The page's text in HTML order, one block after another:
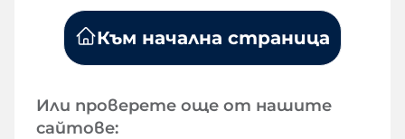
Към начална страница
Или проверете още от нашите
сайтове: